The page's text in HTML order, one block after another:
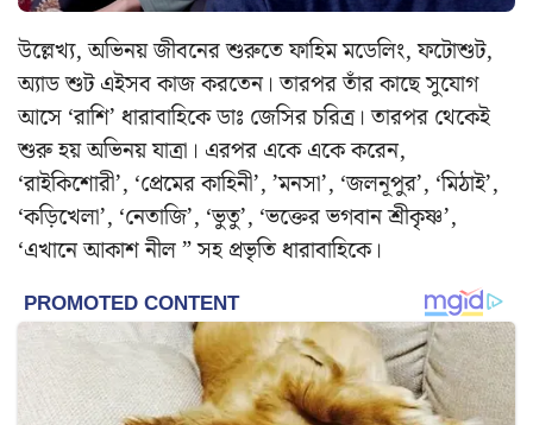
উল্লেখ্য, অভিনয় জীবনের শুরুতে ফাহিম মডেলিং, ফটোশুট,
অ্যাড শুট এইসব কাজ করতেন। তারপর তাঁর কাছে সুযোগ
আসে ‘রাশি’ ধারাবাহিকে ডাঃ জেসির চরিত্র। তারপর থেকেই
শুরু হয় অভিনয় যাত্রা। এরপর একে একে করেন,
‘রাইকিশোরী’, ‘প্রেমের কাহিনী’, ’মনসা’, ‘জলনূপুর’, ‘মিঠাই’,
‘কড়িখেলা’, ‘নেতাজি’, ‘ভুতু’, ‘ভক্তের ভগবান শ্রীকৃষ্ণ’,
‘এখানে আকাশ নীল ” সহ প্রভৃতি ধারাবাহিকে।